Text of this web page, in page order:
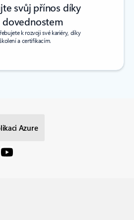
svůj přínos díky
k rozvoji své kariéry, díky
a certifikacím.
Azure